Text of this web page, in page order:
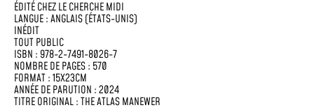
ÉDITÉ CHEZLE CHERCHE MIDI
LANGUE :ANGLAIS (ÉTATS-UNIS)
INÉDIT
TOUT PUBLIC
ISBN : 978-2-7491-8026-7
NOMBRE DE PAGES : 570
FORMAT : 15X23CM
ANNÉE DE PARUTION : 2024
TITRE ORIGINAL : THE ATLAS MANEWER